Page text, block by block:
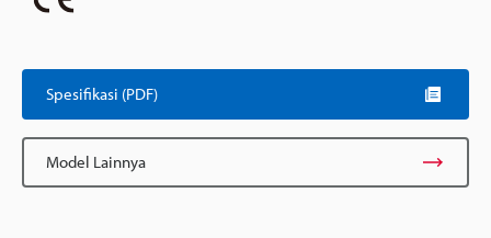
Spesifikasi (PDF)
Model Lainnya